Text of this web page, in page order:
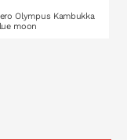
congelador
Olympus Kambukka
moon